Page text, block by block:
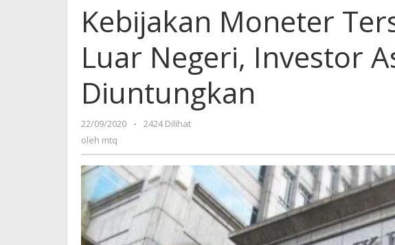
Utang
Luar
Negeri,
Investor
Asing
Diuntungkan
Kebijakan Moneter
Luar Negeri, Investor
Diuntungkan
22/09/2020
oleh
-
2424 Dilihat
oleh mtq